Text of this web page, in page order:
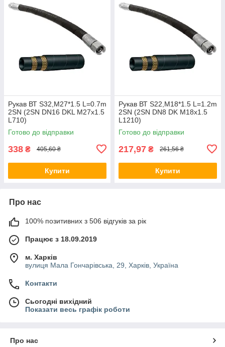
Рукав ВТ S32,M27*1.5 L=0.7m
2SN (2SN DN16 DKL M27x1.5
L710)
Готово до відправки
338 ₴ 405,60 ₴
Купити
Рукав ВТ S22,M18*1.5 L=1.2m
2SN (2SN DN8 DK M18x1.5
L1210)
Готово до відправки
217,97 ₴ 261,56 ₴
Купити
Про нас
100% позитивних з 506 відгуків за рік
Працює з 18.09.2019
м. Харків
вулиця Мала Гончарівська, 29, Харків, Україна
Контакти
Сьогодні вихідний
Показати весь графік роботи
Про нас